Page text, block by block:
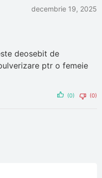
decembrie 19, 2025
deosebit de
ptr o femeie
(0) (0)